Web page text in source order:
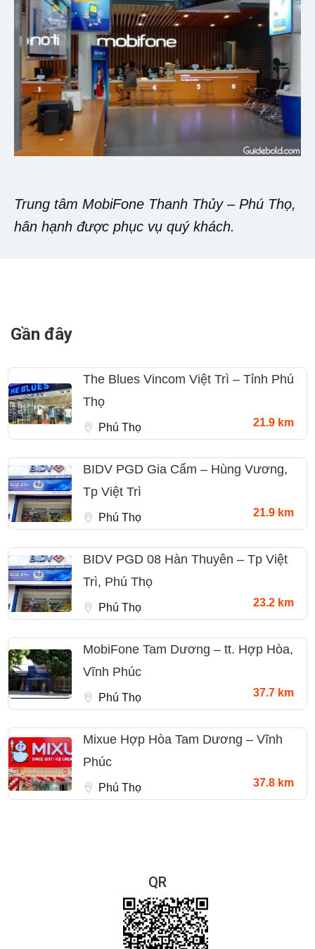
Trung tâm MobiFone Thanh Thủy – Phú Thọ,
hân hạnh được phục vụ quý khách.
Gần đây
The Blues Vincom Việt Trì – Tỉnh Phú
Thọ
Phú Thọ 21.9 km
BIDV PGD Gia Cẩm – Hùng Vương,
Tp Việt Trì
Phú Thọ 21.9 km
BIDV PGD 08 Hàn Thuyên – Tp Việt
Trì, Phú Thọ
Phú Thọ 23.2 km
MobiFone Tam Dương – tt. Hợp Hòa,
Vĩnh Phúc
Phú Thọ 37.7 km
Mixue Hợp Hòa Tam Dương – Vĩnh
Phúc
Phú Thọ 37.8 km
QR